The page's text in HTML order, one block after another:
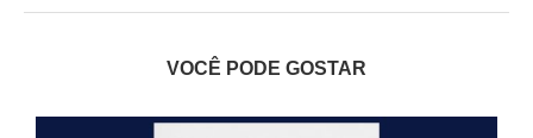
VOCÊ PODE GOSTAR